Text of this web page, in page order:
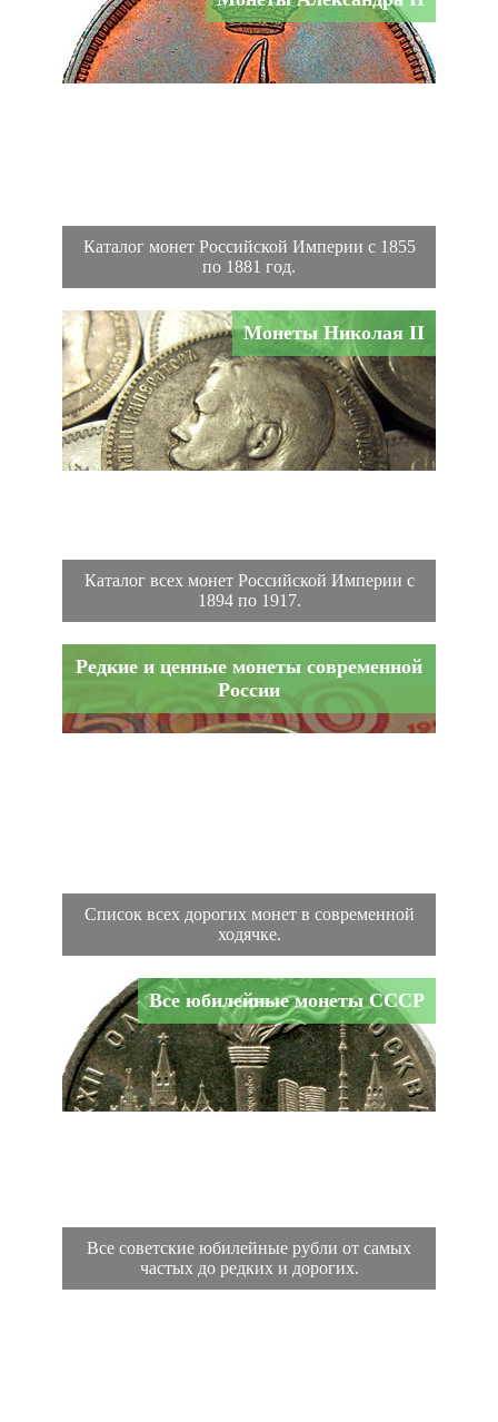
Каталог монет Российской Империи с 1855
по 1881 год.
Монеты Николая II
Каталог всех монет Российской Империи с
1894 по 1917.
Редкие и ценные монеты современной
России
Список всех дорогих монет в современной
ходячке.
Все юбилейные монеты СССР
Все советские юбилейные рубли от самых
частых до редких и дорогих.